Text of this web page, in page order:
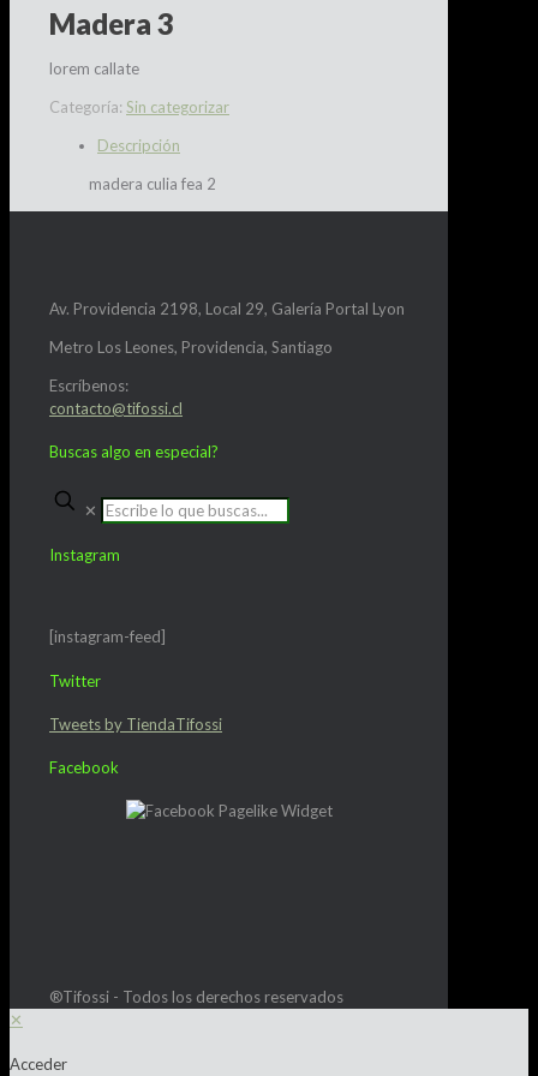
Madera 3
lorem callate
Categoría: Sin categorizar
Descripción
madera culia fea 2
Av. Providencia 2198, Local 29, Galería Portal Lyon
Metro Los Leones, Providencia, Santiago
Escríbenos:
contacto@tifossi.cl
Buscas algo en especial?
✕
Instagram
[instagram-feed]
Twitter
Tweets by TiendaTifossi
Facebook
®Tifossi - Todos los derechos reservados
✕
Acceder